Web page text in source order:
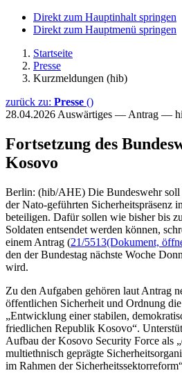
Direkt zum Hauptinhalt springen
Direkt zum Hauptmenü springen
Startseite
Presse
Kurzmeldungen (hib)
zurück zu: Presse ()
28.04.2026 Auswärtiges — Antrag —
Fortsetzung des
Kosovo
Berlin: (hib/AHE) Die Bundeswehr soll
der Nato-geführten Sicherheitspräsenz
beteiligen. Dafür sollen wie bisher bis
Soldaten entsendet werden können,
einem Antrag (21/5513(Dokument,
den der Bundestag nächste Woche
wird.
Zu den Aufgaben gehören laut Antrag
öffentlichen Sicherheit und Ordnung
„Entwicklung einer stabilen,
friedlichen Republik Kosovo“.
Aufbau der Kosovo Security Force als
multiethnisch geprägte
im Rahmen der